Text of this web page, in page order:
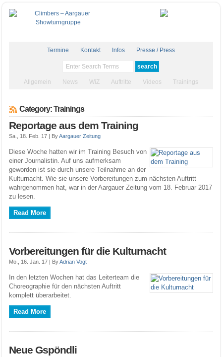
Termine Kontakt Infos Presse / Press
Allgemein News WiZ Auftritte Videos Trainings
Category: Trainings
Reportage aus dem Training
Sa., 18. Feb. 17 | ByAargauer Zeitung
Diese Woche hatten wir im Training Besuch von
einer Journalistin. Auf uns aufmerksam
geworden ist sie durch unsere Teilnahme an der
Kulturnacht. Wie sie unsere Vorbereitungen zum nächsten Auftritt
wahrgenommen hat, war in der Aargauer Zeitung vom 18. Februar 2017
zu lesen.
Read More
Vorbereitungen für die Kulturnacht
Mo., 16. Jan. 17 | ByAdrian Vogt
In den letzten Wochen hat das Leiterteam die
Choreographie für den nächsten Auftritt
komplett überarbeitet.
Read More
Neue Gspöndli